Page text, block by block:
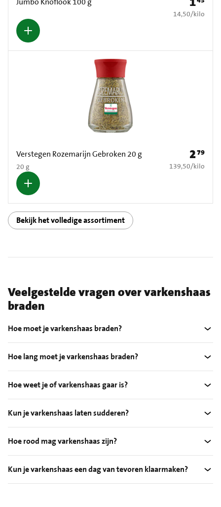
€ 14,50 per kilo
14,50/kilo
Verstegen Rozemarijn Gebroken 20 g
20 g
Prijs: €
279
€ 139,50 per kilo
139,50/kilo
Bekijk het volledige assortiment
Veelgestelde vragen over varkenshaas
braden
Hoe moet je varkenshaas braden?
Hoe lang moet je varkenshaas braden?
Hoe weet je of varkenshaas gaar is?
Kun je varkenshaas laten sudderen?
Hoe rood mag varkenshaas zijn?
Kun je varkenshaas een dag van tevoren klaarmaken?